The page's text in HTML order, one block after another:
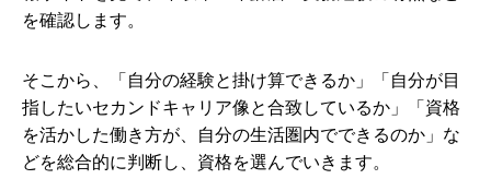
を確認します。
そこから、「自分の経験と掛け算できるか」「自分が目
指したいセカンドキャリア像と合致しているか」「資格
を活かした働き方が、自分の生活圏内でできるのか」な
どを総合的に判断し、資格を選んでいきます。